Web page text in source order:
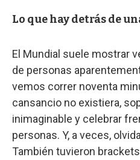
Lo que hay detrás de
El Mundial suele mostrar
de personas
vemos correr noventa
cansancio no existiera,
inimaginable y celebrar
personas. Y, a veces,
También tuvieron